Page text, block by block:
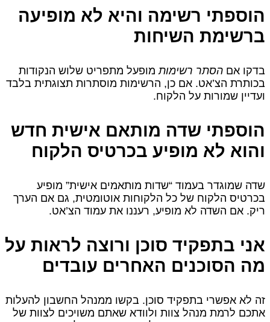
הוספתי רשימה והיא לא מופיעה
ברשימת השיחות
בדקו אם הסתר רשימות מופעל מתפריט שלוש הנקודות
בכותרת הצ’אט. אם כן, הרשימות מוסתרות תצוגתית בלבד
ועדיין שמורות על הלקוח.
הוספתי שדה מותאם אישית חדש
והוא לא מופיע בכרטיס הלקוח
שדה שמוגדר בעמוד “שדות מותאמים אישית” מופיע
בכרטיס הלקוח של כל הלקוחות אוטומטית, גם אם הערך
ריק. אם השדה לא מופיע, רעננו את עמוד הצ’אט.
אני בתפקיד סוכן ורוצה לראות על
מה הסוכנים האחרים עובדים
זה לא אפשרי בתפקיד סוכן. בקשו ממנהל החשבון להעלות
אתכם לרמת מנהל צוות ולוודא שאתם משויכים לצוות של